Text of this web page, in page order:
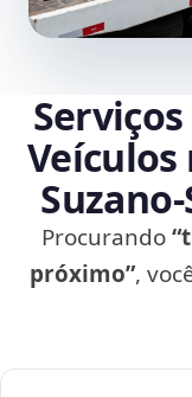
Veículos
Procurando
próximo”,